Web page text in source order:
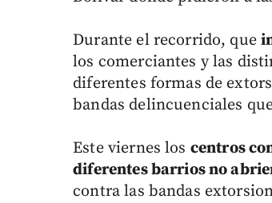
Durante el recorrido, que
los comerciantes y las
diferentes formas de
bandas delincuenciales
Este viernes los centros
diferentes barrios no
contra las bandas